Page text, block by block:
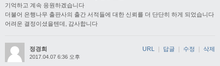
기억하고 계속 응원하겠습니다
더불어 은행나무 출판사의 출간 서적들에 대한 신뢰를 더 단단히 하게 되었습니다
어려운 결정이셨을텐데, 감사합니다
정경희
2017.04.07 6:36 오후
URL 답글 수정 삭제